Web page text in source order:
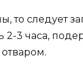
то следует
2-3 часа,